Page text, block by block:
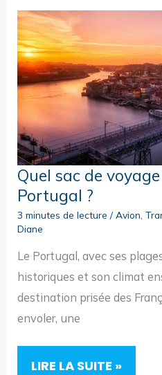
PAIEMENT
AUTOMATIQUE,
MAIS
PAS
SUR
TOUS
LES
PÉAGES
Quel sac de
Portugal ?
3 minutes de lecture /Avion ,
Diane
Le Portugal, avec ses
historiques et son climat
destination prisée des
envoler, une
QUEL
LIRE LA SUITE »